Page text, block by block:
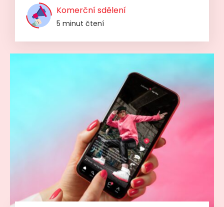
Komerční sdělení
5 minut čtení